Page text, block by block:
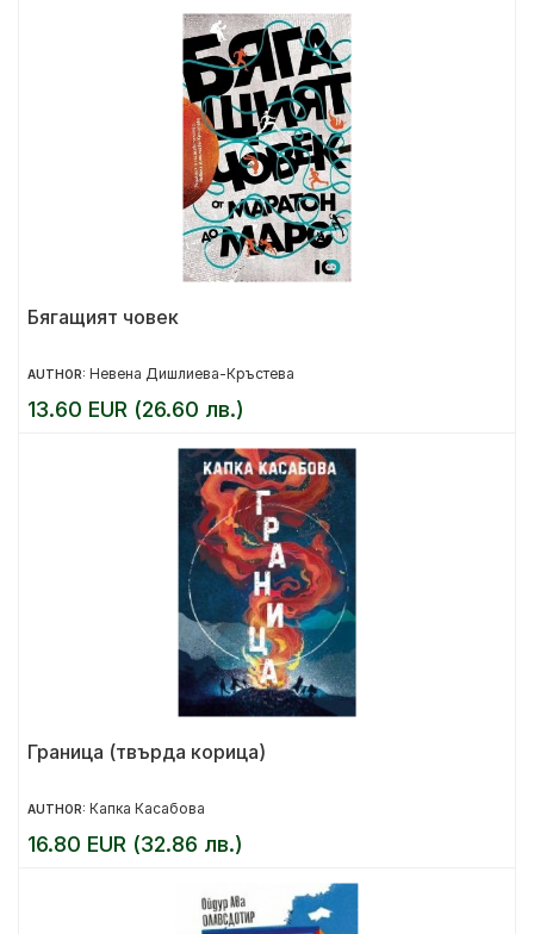
Бягащият човек
AUTHOR: Невена Дишлиева-Кръстева
13.60 EUR (26.60 лв.)
Граница (твърда корица)
AUTHOR: Капка Касабова
16.80 EUR (32.86 лв.)